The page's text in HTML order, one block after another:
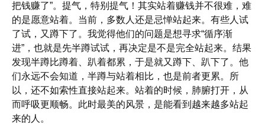
把钱赚了”。提气，特别提气！其实站着赚钱并不很难，难
的是愿意站着。当前，多数人还是忌惮站起来。有些人试
了试，又蹲下了。我觉得他们的问题是想寻求“循序渐
进”，也就是先半蹲试试，再决定是不是完全站起来。结果
发现半蹲比蹲着、趴着都累，于是就又蹲下、趴下了。他
们永远不会知道，半蹲与站着相比，也是前者更累。所
以，还不如索性直接站起来。站着的时候，肺腑打开，从
而呼吸更顺畅。此时最美的风景，是能看到越来越多站起
来的人。